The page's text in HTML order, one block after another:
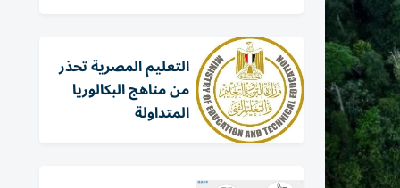
التعليم المصرية تحذر
من مناهج البكالوريا
المتداولة